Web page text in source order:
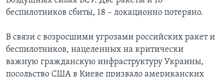
беспилотников сбиты, 18 – локационно потеряно.
В связи с возросшими угрозами российских ракет и
беспилотников, нацеленных на критически
важную гражданскую инфраструктуру Украины,
посольство США в Киеве призвало американских